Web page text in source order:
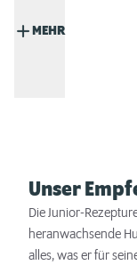
MEHR
Unser
Die Junior-
heranwachsende
alles, was er für